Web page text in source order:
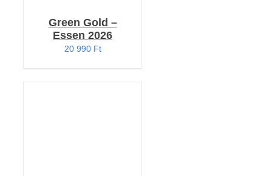
Green Gold –
Essen 2026
20 990 Ft